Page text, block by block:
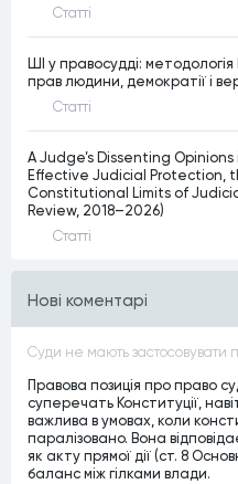
Статтi
ШІ у правосудді: методологія
прав людини, демократії і
Статтi
A Judge’s Dissenting
Effective Judicial Protection,
Constitutional Limits of
Review, 2018–2026)
Статтi
Нові коментарі
Правова позиція про право
суперечать Конституції,
важлива в умовах, коли
паралізовано. Вона
як акту прямої дії (ст. 8
баланс між гілками влади.